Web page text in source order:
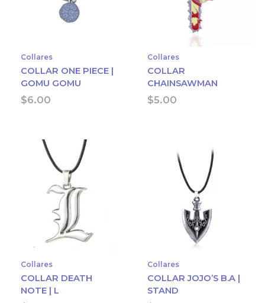
Collares
COLLAR ONE PIECE |
GOMU GOMU
$6.00
Collares
COLLAR
CHAINSAWMAN
$5.00
Collares
COLLAR DEATH
NOTE | L
Collares
COLLAR JOJO’S B.A |
STAND